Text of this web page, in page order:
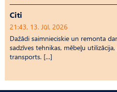
Citi
21:43, 13. Jūl, 2026
Dažādi saimnieciskie un remonta
sadzīves tehnikas, mēbeļu
transports. […]